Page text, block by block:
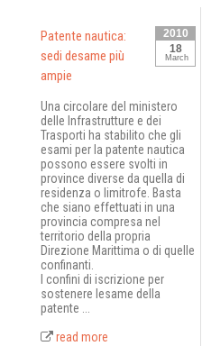
2010
18
March
Patente nautica:
sedi desame più
ampie
Una circolare del ministero
delle Infrastrutture e dei
Trasporti ha stabilito che gli
esami per la patente nautica
possono essere svolti in
province diverse da quella di
residenza o limitrofe. Basta
che siano effettuati in una
provincia compresa nel
territorio della propria
Direzione Marittima o di quelle
confinanti.
I confini di iscrizione per
sostenere lesame della
patente ...
read more